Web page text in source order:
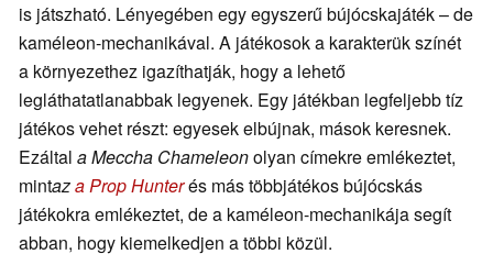
is játszható. Lényegében egy egyszerű bújócskajáték – de
kaméleon-mechanikával. A játékosok a karakterük színét
a környezethez igazíthatják, hogy a lehető
legláthatatlanabbak legyenek. Egy játékban legfeljebb tíz
játékos vehet részt: egyesek elbújnak, mások keresnek.
Ezáltal a Meccha Chameleonolyan címekre emlékeztet,
mintaza Prop Hunterés más többjátékos bújócskás
játékokra emlékeztet, de a kaméleon-mechanikája segít
abban, hogy kiemelkedjen a többi közül.